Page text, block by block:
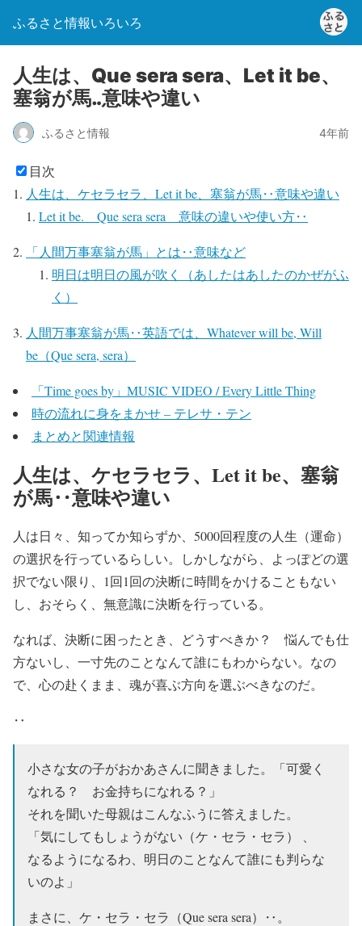
ふるさと情報いろいろ
人生は、Que sera sera、Let it be、
塞翁が馬‥意味や違い
ふるさと情報 4年前
目次
人生は、ケセラセラ、Let it be、塞翁が馬‥意味や違い
Let it be. Que sera sera 意味の違いや使い方‥
「人間万事塞翁が馬」とは‥意味など
明日は明日の風が吹く（あしたはあしたのかぜがふ
く）
人間万事塞翁が馬‥英語では、Whatever will be, Will
be（Que sera, sera）
「Time goes by」MUSIC VIDEO / Every Little Thing
時の流れに身をまかせ – テレサ・テン
まとめと関連情報
人生は、ケセラセラ、Let it be、塞翁
が馬‥意味や違い
人は日々、知ってか知らずか、5000回程度の人生（運命）
の選択を行っているらしい。しかしながら、よっぽどの選
択でない限り、1回1回の決断に時間をかけることもない
し、おそらく、無意識に決断を行っている。
なれば、決断に困ったとき、どうすべきか？ 悩んでも仕
方ないし、一寸先のことなんて誰にもわからない。なの
で、心の赴くまま、魂が喜ぶ方向を選ぶべきなのだ。
‥
小さな女の子がおかあさんに聞きました。「可愛く
なれる？ お金持ちになれる？」
それを聞いた母親はこんなふうに答えました。
「気にしてもしょうがない（ケ・セラ・セラ） 、
なるようになるわ、明日のことなんて誰にも判らな
いのよ」
まさに、ケ・セラ・セラ（Que sera sera）‥。